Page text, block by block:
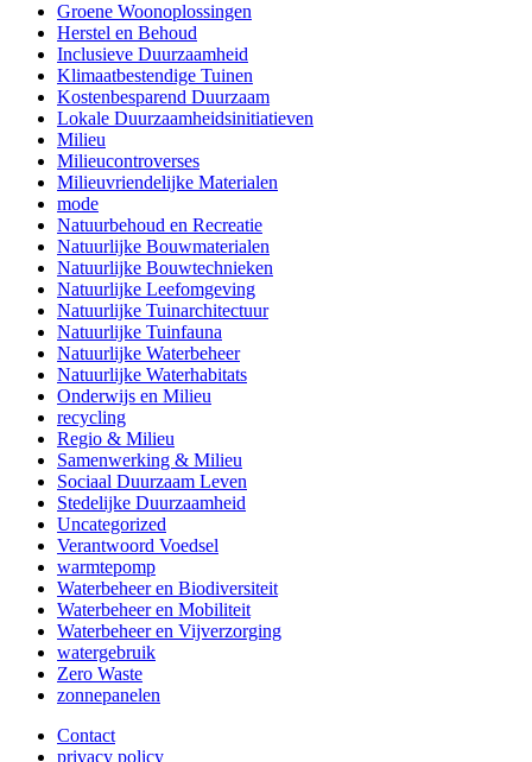
Groene Woonoplossingen
Herstel en Behoud
Inclusieve Duurzaamheid
Klimaatbestendige Tuinen
Kostenbesparend Duurzaam
Lokale Duurzaamheidsinitiatieven
Milieu
Milieucontroverses
Milieuvriendelijke Materialen
mode
Natuurbehoud en Recreatie
Natuurlijke Bouwmaterialen
Natuurlijke Bouwtechnieken
Natuurlijke Leefomgeving
Natuurlijke Tuinarchitectuur
Natuurlijke Tuinfauna
Natuurlijke Waterbeheer
Natuurlijke Waterhabitats
Onderwijs en Milieu
recycling
Regio & Milieu
Samenwerking & Milieu
Sociaal Duurzaam Leven
Stedelijke Duurzaamheid
Uncategorized
Verantwoord Voedsel
warmtepomp
Waterbeheer en Biodiversiteit
Waterbeheer en Mobiliteit
Waterbeheer en Vijverzorging
watergebruik
Zero Waste
zonnepanelen
Contact
privacy policy